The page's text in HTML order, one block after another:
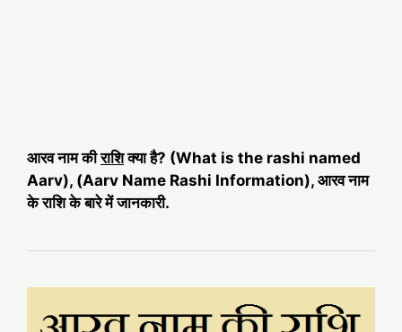
आरव नाम कीराशिक्या है? (What is the rashi named
Aarv), (Aarv Name Rashi Information), आरव नाम
के राशि के बारे में जानकारी.